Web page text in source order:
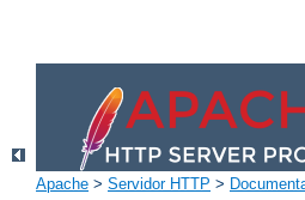
Apache > Servidor HTTP >